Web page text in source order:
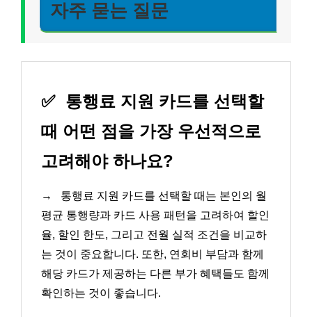
자주 묻는 질문
✅ 통행료 지원 카드를 선택할
때 어떤 점을 가장 우선적으로
고려해야 하나요?
→
통행료 지원 카드를 선택할 때는 본인의 월
평균 통행량과 카드 사용 패턴을 고려하여 할인
율, 할인 한도, 그리고 전월 실적 조건을 비교하
는 것이 중요합니다. 또한, 연회비 부담과 함께
해당 카드가 제공하는 다른 부가 혜택들도 함께
확인하는 것이 좋습니다.